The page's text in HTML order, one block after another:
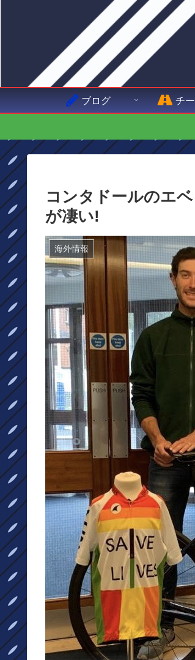
ブログ チ
コンタドールのエ
が凄い!
海外情報